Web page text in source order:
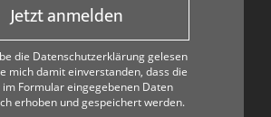
Jetzt anmelden
die Datenschutzerklärung gelesen
mich damit einverstanden, dass die
Formular eingegebenen Daten
erhoben und gespeichert werden.